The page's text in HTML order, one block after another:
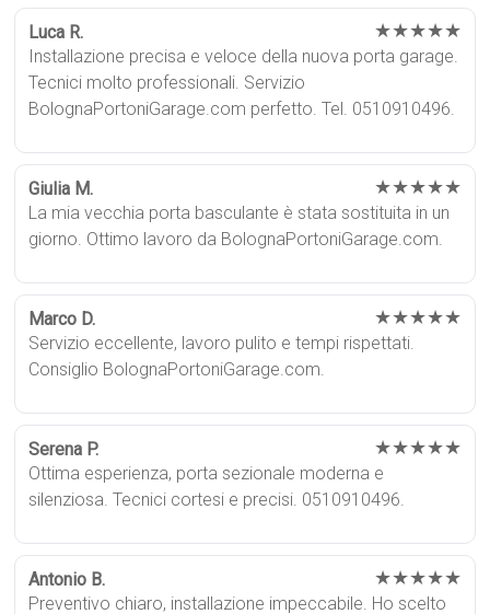
Luca R. ★★★★★
Installazione precisa e veloce della nuova porta garage.
Tecnici molto professionali. Servizio
BolognaPortoniGarage.com perfetto. Tel. 0510910496.
Giulia M. ★★★★★
La mia vecchia porta basculante è stata sostituita in un
giorno. Ottimo lavoro da BolognaPortoniGarage.com.
Marco D. ★★★★★
Servizio eccellente, lavoro pulito e tempi rispettati.
Consiglio BolognaPortoniGarage.com.
Serena P. ★★★★★
Ottima esperienza, porta sezionale moderna e
silenziosa. Tecnici cortesi e precisi. 0510910496.
Antonio B. ★★★★★
Preventivo chiaro, installazione impeccabile. Ho scelto